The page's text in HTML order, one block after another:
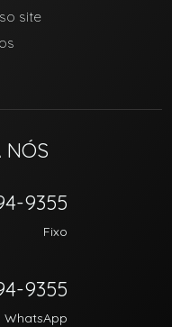
site
NÓS
9355
Fixo
9355
WhatsApp